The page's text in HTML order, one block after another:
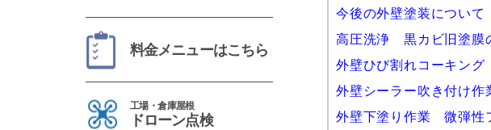
料金メニューはこちら
工場・倉庫屋根
ドローン点検
今後の外壁塗装について
高圧洗浄 黒カビ旧塗
外壁ひび割れコーキング
外壁シーラー吹き付け作
外壁下塗り作業 微弾性